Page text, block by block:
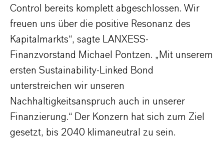
Control bereits komplett abgeschlossen. Wir
freuen uns über die positive Resonanz des
Kapitalmarkts“, sagte LANXESS-
Finanzvorstand Michael Pontzen. „Mit unserem
ersten Sustainability-Linked Bond
unterstreichen wir unseren
Nachhaltigkeitsanspruch auch in unserer
Finanzierung.“ Der Konzern hat sich zum Ziel
gesetzt, bis 2040 klimaneutral zu sein.